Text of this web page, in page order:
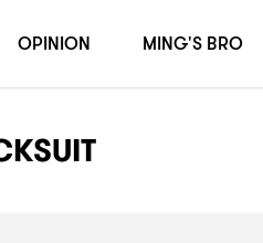
OPINION MING'S BRO